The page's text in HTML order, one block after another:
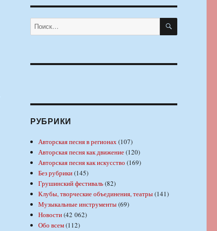
Искать: ПОИСК
РУБРИКИ
Авторская песня в регионах(107)
Авторская песня как движение(120)
Авторская песня как искусство (169)
Без рубрики(145)
Грушинский фестиваль(82)
Клубы, творческие объединения, театры(141)
Музыкальные инструменты(69)
Новости(42 062)
Обо всем(112)